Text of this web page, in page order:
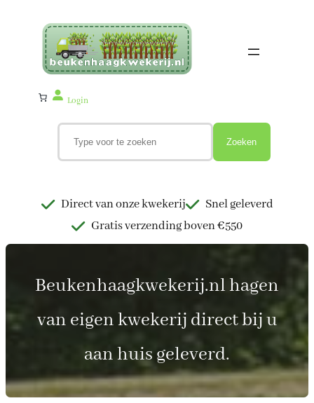
Login
Zoeken
Direct van onze kwekerij
Snel geleverd
Gratis verzending boven €550
Beukenhaagkwekerij.nl hagen
van eigen kwekerij direct bij u
aan huis geleverd.